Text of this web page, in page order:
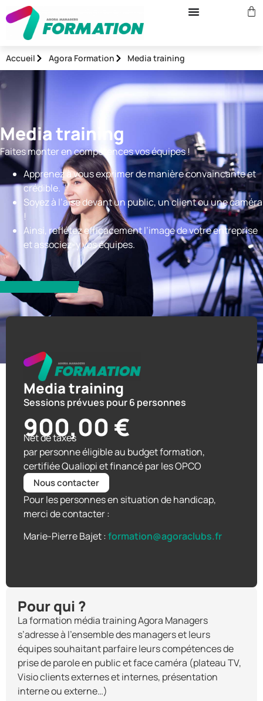
Accueil Agora Formation Media training
Media training
Faites monter en compétences vos équipes !
Apprenez à vous exprimer de manière convaincante et
crédible.
Soyez à l’aise devant un public, un client ou une caméra
!
Ainsi, reflétez efficacement l’image de votre entreprise
et associez-y vos équipes.
Pour qui ?
La formation média training Agora Managers
s’adresse à l’ensemble des managers et leurs
équipes souhaitant parfaire leurs compétences de
prise de parole en public et face caméra (plateau TV,
Visio clients externes et internes, présentation
interne ou externe…)
Media training
Sessions prévues pour 6 personnes
900,00 €
Net de taxes
par personne éligible au budget formation,
certifiée Qualiopi et financé par les OPCO
Nous contacter
Pour les personnes en situation de handicap,
merci de contacter :
Marie-Pierre Bajet :formation@agoraclubs.fr